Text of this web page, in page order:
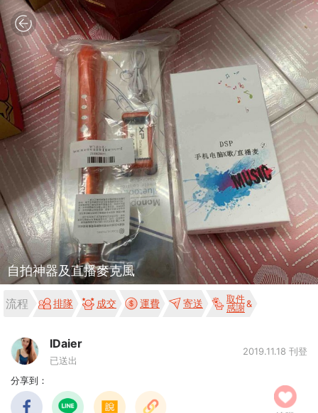
自拍神器及直播麥克風
流程 排隊 成交 運費 寄送
取件
感謝
IDaier
已送出
2019.11.18 刊登
分享到：